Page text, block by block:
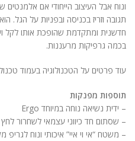
spellcheck גופן קריא
brightness_high ניגודיות בהירה
ניגודיות כהה
הוסף קו תחתון לקישורים
סמן קישורים
ונוח אבל העיצוב הייחודי אם אלמנטים
תגובה וזריז בכניסה ובפניות על הגל.
חדשנית ומתקדמת שהופכת אותו לקל
בכמה גרפיקות מרעננות.
עוד פרטים על הטכנולוגיה בעמוד
תוספות מפנקות
– ידית נשיאה נוחה במיוחד Ergo
– שסתום חד כיווני עצמאי לשחרור
– משטח “אי וי איי” איכותי ונוח